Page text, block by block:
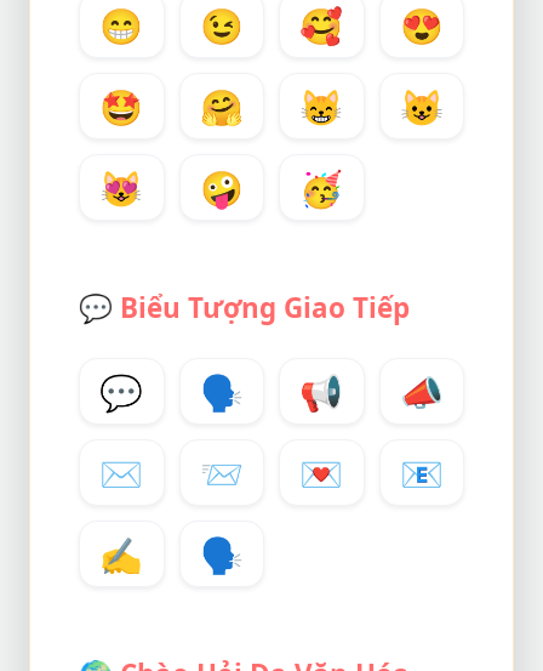
😁
😉 🥰
😍
🤩
🤗 😸
😺
😻
🤪 🥳
💬 Biểu Tượng Giao Tiếp
💬 🗣️ 📢
📣
✉️
📨 💌
📧
✍️
🗣️